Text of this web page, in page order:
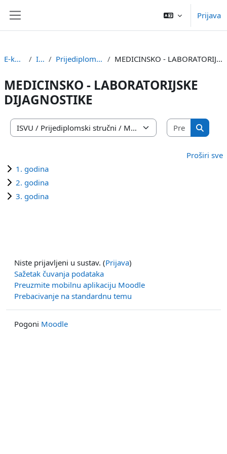
Prijava
E-kolegiji ISVU Prijediplomski stručni MEDICINSKO - LABORATORIJSKE DIJAGNOSTIKE
MEDICINSKO - LABORATORIJSKE
DIJAGNOSTIKE
Popis e-kolegija
Pretraži
Proširi sve
1. godina
2. godina
3. godina
Niste prijavljeni u sustav. (Prijava)
Sažetak čuvanja podataka
Preuzmite mobilnu aplikaciju Moodle
Prebacivanje na standardnu temu
Pogoni Moodle